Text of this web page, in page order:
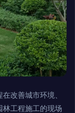
改善城市环境、
工程施工的现场